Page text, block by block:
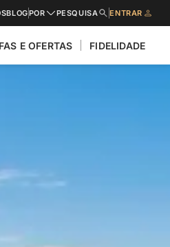
BLOGPOR PESQUISA ENTRAR
E OFERTAS FIDELIDADE